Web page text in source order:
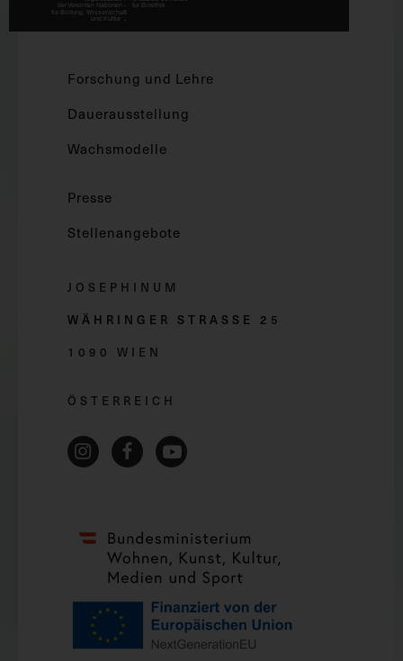
Forschung und Lehre
Dauerausstellung
Wachsmodelle
Presse
Stellenangebote
JOSEPHINUM
WÄHRINGER STRASSE 2 5
1090 WIEN
ÖSTERREICH